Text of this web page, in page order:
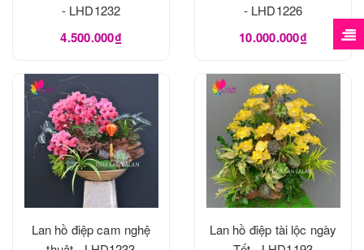
- LHD1232
4.500.000₫
- LHD1226
10.000.000₫
Lan hồ điệp cam nghệ
Lan hồ điệp tài lộc ngày